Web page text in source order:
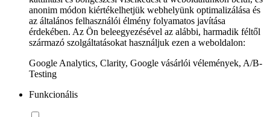
anonim módon kiértékelhetjük webhelyünk optimalizálása és
az általános felhasználói élmény folyamatos javítása
érdekében. Az Ön beleegyezésével az alábbi, harmadik féltől
származó szolgáltatásokat használjuk ezen a weboldalon:
Google Analytics, Clarity, Google vásárlói vélemények, A/B-
Testing
Funkcionális